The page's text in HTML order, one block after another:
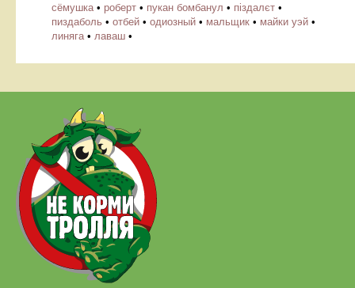
сёмушка • роберт • пукан бомбанул • піздалєт •
пиздаболь • отбей • одиозный • мальщик • майки уэй •
линяга • лаваш •